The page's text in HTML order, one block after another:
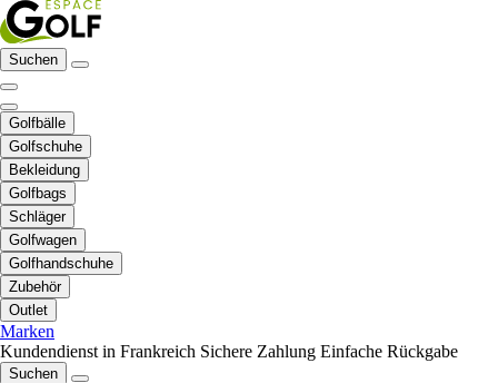
Suchen
Golfbälle
Golfschuhe
Bekleidung
Golfbags
Schläger
Golfwagen
Golfhandschuhe
Zubehör
Outlet
Marken
Kundendienst in Frankreich Sichere Zahlung Einfache Rückgabe
Suchen